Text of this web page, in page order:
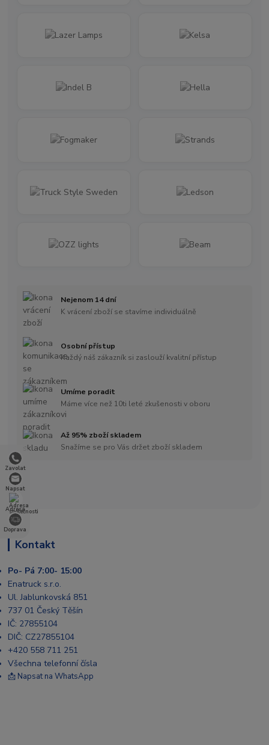
Zavolat
Napsat
Adresa
Doprava
Nejenom 14 dní
K vrácení zboží se stavíme individuálně
Osobní přístup
Každý náš zákazník si zaslouží kvalitní přístup
Umíme poradit
Máme více než 10ti leté zkušenosti v oboru
Až 95% zboží skladem
Snažíme se pro Vás držet zboží skladem
Kontakt
Po- Pá 7:00- 15:00
Enatruck s.r.o.
Ul. Jablunkovská 851
737 01 Český Těšín
IČ: 27855104
DIČ: CZ27855104
+420 558 711 251
Všechna telefonní čísla
📩 Napsat na WhatsApp